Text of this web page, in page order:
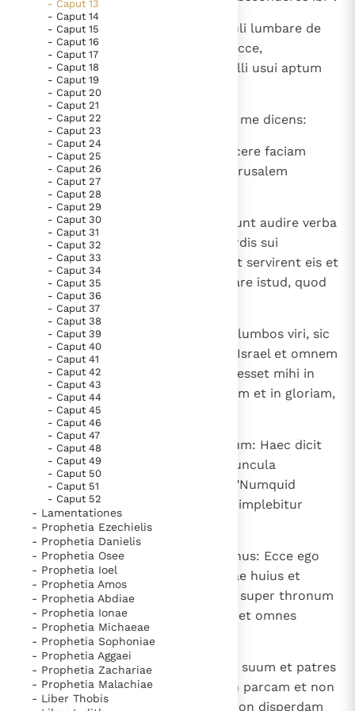
Paus Leo XIV in Pavia: "De stad is zowel een gave als
een taak"
Paus in Pavia: St. Augustinus toont ons de noodzaak om
"naar het innerlijk" toe te keren.
RK Documenten stelt heel veel belangrijke
kerkelijke documenten van de Rooms
Katholieke Kerk in het Nederlands beschikbaar
en is volledig afhankelijk van donaties.
Ik help mee!
- Caput 13
- Caput 14
- Caput 15
- Caput 16
- Caput 17
- Caput 18
- Caput 19
- Caput 20
- Caput 21
- Caput 22
- Caput 23
- Caput 24
- Caput 25
- Caput 26
- Caput 27
- Caput 28
- Caput 29
- Caput 30
- Caput 31
- Caput 32
- Caput 33
- Caput 34
- Caput 35
- Caput 36
- Caput 37
- Caput 38
- Caput 39
- Caput 40
- Caput 41
- Caput 42
- Caput 43
- Caput 44
- Caput 45
- Caput 46
- Caput 47
- Caput 48
- Caput 49
- Caput 50
- Caput 51
- Caput 52
- Lamentationes
- Prophetia Ezechielis
- Prophetia Danielis
- Prophetia Osee
- Prophetia Ioel
- Prophetia Amos
- Prophetia Abdiae
- Prophetia Ionae
- Prophetia Michaeae
- Prophetia Sophoniae
- Prophetia Aggaei
- Prophetia Zachariae
- Prophetia Malachiae
- Liber Thobis
Et abii ad Euphraten et fodi et tuli lumbare de
loco, ubi absconderam illud; et ecce,
computruerat lumbare, ita ut nulli usui aptum
esset.
Et factum est verbum Domini ad me dicens:
" Haec dicit Dominus: Sic putrescere faciam
superbiam Iudae et superbiam Ierusalem
multam;
populus iste pessimus — qui nolunt audire verba
mea et ambulant in pravitate cordis sui
abieruntque post deos alienos, ut servirent eis et
adorarent eos — erit sicut lumbare istud, quod
nulli usui aptum est.
Sicut enim adhaeret lumbare ad lumbos viri, sic
agglutinavi mihi omnem domum Israel et omnem
domum Iudae, dicit Dominus, ut esset mihi in
populum et in nomen et in laudem et in gloriam,
et non audierunt.
Dices ergo ad eos sermonem istum: Haec dicit
Dominus, Deus Israel: Omnis laguncula
implebitur vino. Et dicent ad te: "Numquid
ignoramus quia omnis laguncula implebitur
vino?".
Et dices ad eos: Haec dicit Dominus: Ecce ego
implebo omnes habitatores terrae huius et
reges, qui sedent de stirpe David super thronum
eius, et sacerdotes et prophetas et omnes
habitatores Ierusalem ebrietate;
et collidam eos, virum in fratrem suum et patres
et filios pariter, ait Dominus; non parcam et non
concedam neque miserebor, ut non disperdam